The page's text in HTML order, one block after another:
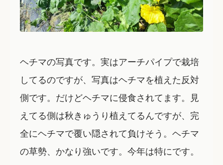
ヘチマの写真です。実はアーチパイプで栽培
してるのですが、写真はヘチマを植えた反対
側です。だけどヘチマに侵食されてます。見
えてる側は秋きゅうり植えてるんですが、完
全にヘチマで覆い隠されて負けそう。ヘチマ
の草勢、かなり強いです。今年は特にです。